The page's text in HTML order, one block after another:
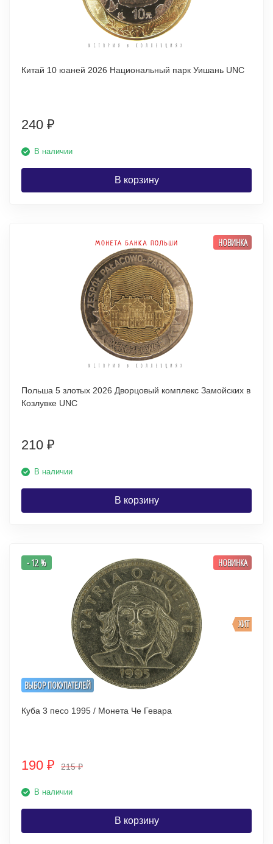
Китай 10 юаней 2026 Национальный парк Уишань UNC
240 ₽
В наличии
В корзину
НОВИНКА
Польша 5 злотых 2026 Дворцовый комплекс Замойских в
Козлувке UNC
210 ₽
В наличии
В корзину
ВЫБОР ПОКУПАТЕЛЕЙ
ХИТ
- 12 % НОВИНКА
Куба 3 песо 1995 / Монета Че Гевара
190 ₽ 215₽
В наличии
В корзину